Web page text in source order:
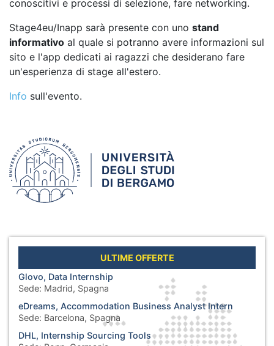
ULTIME OFFERTE
Glovo, Data Internship
Sede: Madrid, Spagna
eDreams, Accommodation Business Analyst Intern
Sede: Barcelona, Spagna
DHL, Internship Sourcing Tools
conoscitivi e processi di selezione, fare networking.
Stage4eu/Inapp sarà presente con uno stand
informativo al quale si potranno avere informazioni sul
sito e l'app dedicati ai ragazzi che desiderano fare
un'esperienza di stage all'estero.
Info sull'evento.